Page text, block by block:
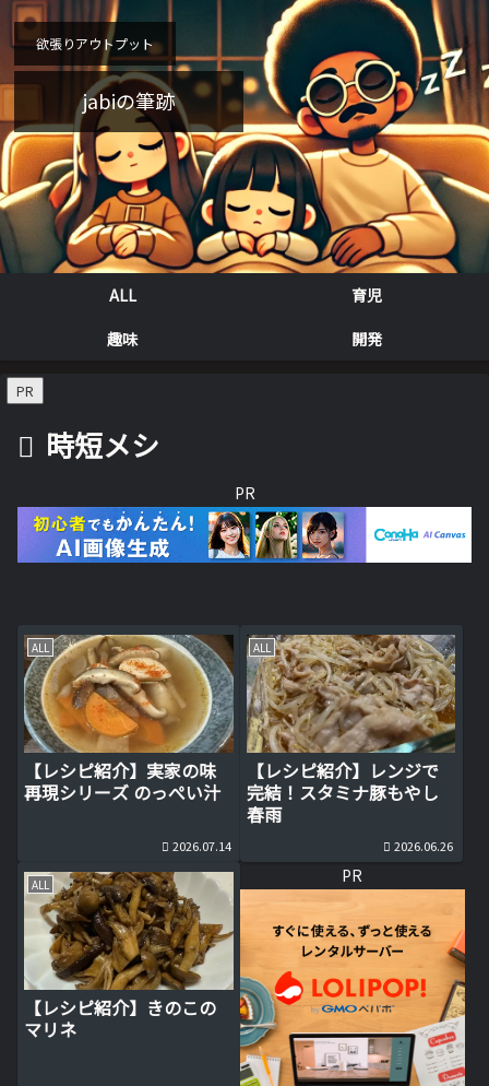
欲張りアウトプット
jabiの筆跡
ALL
育児
趣味
開発
PR
時短メシ
PR
ALL
【レシピ紹介】実家の味
再現シリーズ のっぺい汁
2026.07.14
ALL
【レシピ紹介】レンジで
完結！スタミナ豚もやし
春雨
2026.06.26
ALL
【レシピ紹介】きのこの
マリネ
PR